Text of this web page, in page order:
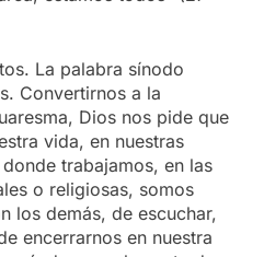
La palabra sínodo
Convertirnos a la
Dios nos pide que
vida, en nuestras
trabajamos, en las
o religiosas, somos
los demás, de escuchar,
encerrarnos en nuestra